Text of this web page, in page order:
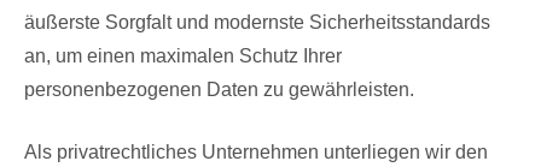
äußerste Sorgfalt und modernste Sicherheitsstandards
an, um einen maximalen Schutz Ihrer
personenbezogenen Daten zu gewährleisten.
Als privatrechtliches Unternehmen unterliegen wir den